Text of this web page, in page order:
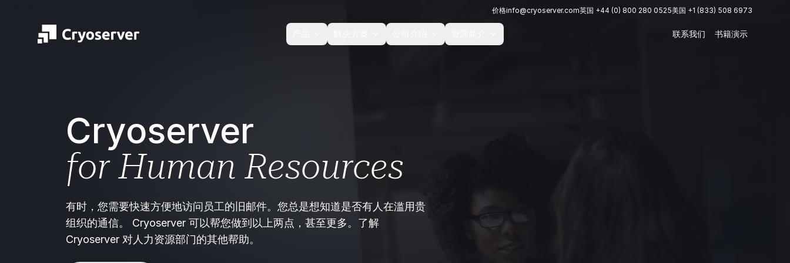
价格info@cryoserver.com英国 +44 (0) 800 280 0525美国 +1 (833) 508 6973
联系我们 书籍演示
Cryoserver
for Human Resources
有时，您需要快速方便地访问员工的旧邮件。您总是想知道是否有人在滥用贵
组织的通信。 Cryoserver 可以帮您做到以上两点，甚至更多。了解
Cryoserver 对人力资源部门的其他帮助。